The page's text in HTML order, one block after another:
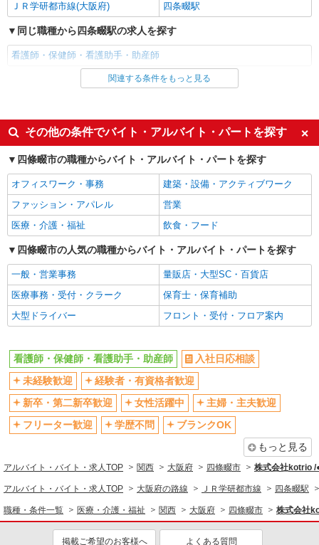
株式会社トラストグロース西日本 大阪本社
住宅型有料老人ホームでの看護業務
時給：2,100円〜2,200円 ※資格・経験により
考慮いたします！
大阪府四條畷市
ＪＲ学研都市線(大阪府) 四条畷駅
同じ職種から四条畷駅の求人を探す
看護師・保健師・看護助手・助産師
同じ雇用形態から四条畷駅の求人を探す
同じ特徴から四条畷駅の求人を探す
入社日応相談
未経験歓迎
経験者・有資格者歓迎
新卒・第二新卒歓迎
女性活躍中
主婦・主夫歓迎
フリーター歓迎
学歴不問
ブランクOK
ミドル（40代～）活躍中
エルダー（50代～）活躍中
シニア（60代～）活躍中
高収入・高額
ボーナス・賞与あり
昇給あり
完全週休2日制
フルタイム歓迎
禁煙・分煙
バイク通勤OK
自転車通勤OK
残業少なめ（月20h未満）
交通費支給
社会保険あり
産休・育休取得実績あり
退職金・財形貯蓄制度あり
各種手当（家族・役職・インセン
ティブなど）あり
医療・介護・福祉
関連する条件をもっと見る
その他の条件でバイト・アルバイト・パートを探す
四條畷市の職種からバイト・アルバイト・パートを探す
オフィスワーク・事務
建築・設備・アクティブワーク
ファッション・アパレル
営業
医療・介護・福祉
飲食・フード
四條畷市の人気の職種からバイト・アルバイト・パートを探す
一般・営業事務
量販店・大型SC・百貨店
医療事務・受付・クラーク
保育士・保育補助
大型ドライバー
フロント・受付・フロア案内
看護師・保健師・看護助手・助産師
入社日応相談
未経験歓迎
経験者・有資格者歓迎
新卒・第二新卒歓迎
女性活躍中
主婦・主夫歓迎
フリーター歓迎
学歴不問
ブランクOK
もっと見る
アルバイト・バイト・求人TOP 関西 大阪府 四條畷市 株式会社kotrio /
アルバイト・バイト・求人TOP 大阪府の路線 ＪＲ学研都市線 四条畷駅
職種・条件一覧 医療・介護・福祉 関西 大阪府 四條畷市 株式会社
掲載ご希望のお客様へ よくある質問